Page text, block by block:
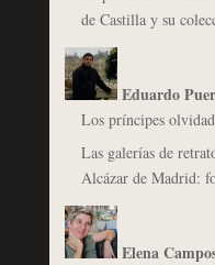
de Castilla y su
Eduardo
Los príncipes
Las galerías de
Alcázar de Madrid:
Elena